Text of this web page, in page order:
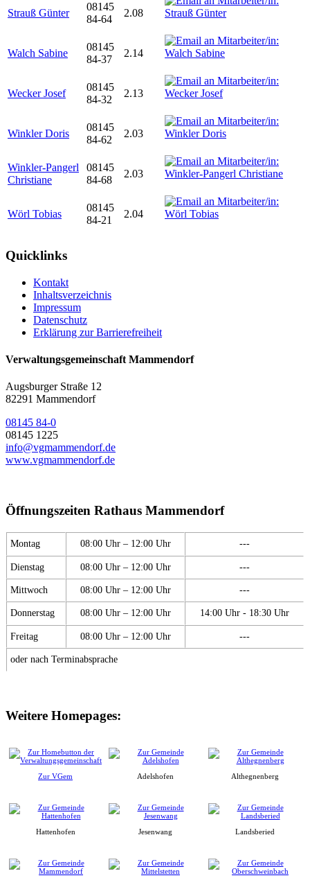
Strauß Günter
08145
84-64
2.08
Walch Sabine
08145
84-37
2.14
Wecker Josef
08145
84-32
2.13
Winkler Doris
08145
84-62
2.03
Winkler-Pangerl
Christiane
08145
84-68
2.03
Wörl Tobias
08145
84-21
2.04
Quicklinks
Kontakt
Inhaltsverzeichnis
Impressum
Datenschutz
Erklärung zur Barrierefreiheit
Verwaltungsgemeinschaft Mammendorf
Augsburger Straße 12
82291 Mammendorf
08145 84-0
08145 1225
info@vgmammendorf.de
www.vgmammendorf.de
Öffnungszeiten Rathaus Mammendorf
Montag 08:00 Uhr – 12:00 Uhr ---
Dienstag 08:00 Uhr – 12:00 Uhr ---
Mittwoch 08:00 Uhr – 12:00 Uhr ---
Donnerstag 08:00 Uhr – 12:00 Uhr 14:00 Uhr - 18:30 Uhr
Freitag 08:00 Uhr – 12:00 Uhr ---
oder nach Terminabsprache
Weitere Homepages:
Zur VGem Adelshofen Althegnenberg
Hattenhofen Jesenwang Landsberied